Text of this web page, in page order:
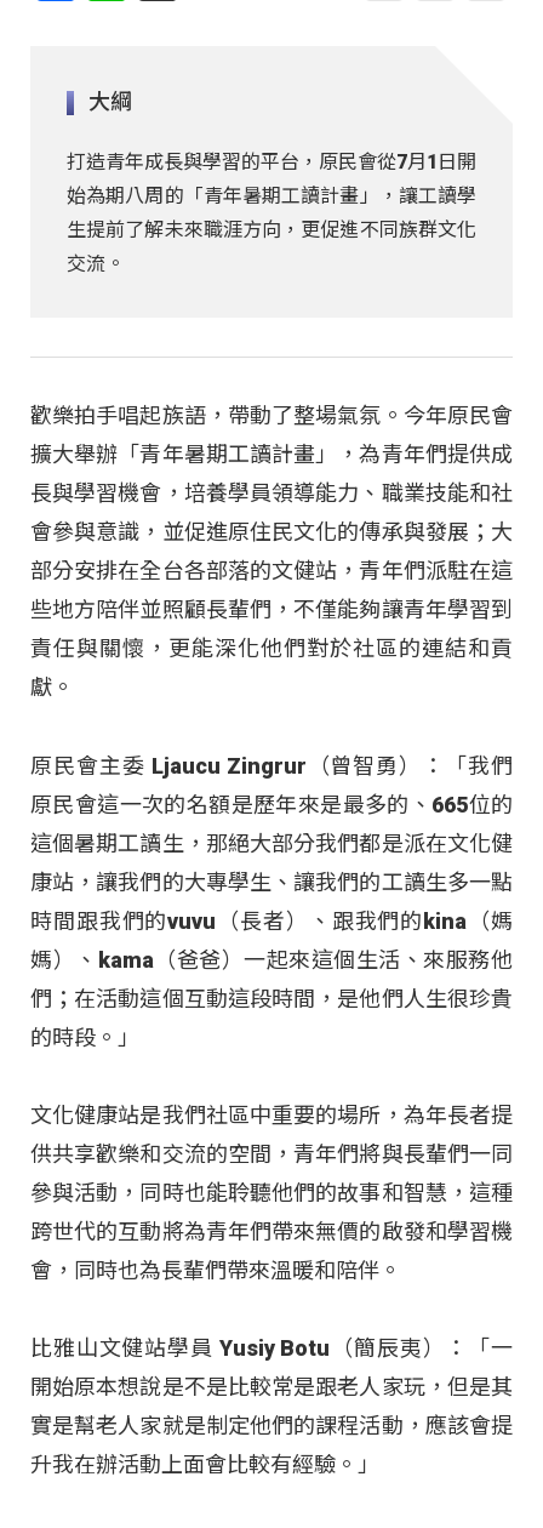
大綱
打造青年成長與學習的平台，原民會從7月1日開
始為期八周的「青年暑期工讀計畫」，讓工讀學
生提前了解未來職涯方向，更促進不同族群文化
交流。
歡樂拍手唱起族語，帶動了整場氣氛。今年原民會
擴大舉辦「青年暑期工讀計畫」，為青年們提供成
長與學習機會，培養學員領導能力、職業技能和社
會參與意識，並促進原住民文化的傳承與發展；大
部分安排在全台各部落的文健站，青年們派駐在這
些地方陪伴並照顧長輩們，不僅能夠讓青年學習到
責任與關懷，更能深化他們對於社區的連結和貢
獻。
原民會主委 Ljaucu Zingrur（曾智勇）：「我們
原民會這一次的名額是歷年來是最多的、665位的
這個暑期工讀生，那絕大部分我們都是派在文化健
康站，讓我們的大專學生、讓我們的工讀生多一點
時間跟我們的vuvu（長者）、跟我們的kina（媽
媽）、kama（爸爸）一起來這個生活、來服務他
們；在活動這個互動這段時間，是他們人生很珍貴
的時段。」
文化健康站是我們社區中重要的場所，為年長者提
供共享歡樂和交流的空間，青年們將與長輩們一同
參與活動，同時也能聆聽他們的故事和智慧，這種
跨世代的互動將為青年們帶來無價的啟發和學習機
會，同時也為長輩們帶來溫暖和陪伴。
比雅山文健站學員 Yusiy Botu（簡辰夷）：「一
開始原本想說是不是比較常是跟老人家玩，但是其
實是幫老人家就是制定他們的課程活動，應該會提
升我在辦活動上面會比較有經驗。」